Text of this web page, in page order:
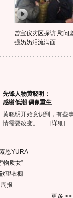
曾宝仪灾区探访 慰问
强奶奶泪流满面
先锋人物黄晓明：
感谢低潮 偶像重生
黄晓明开始意识到，有些
情需要改变。…… [详细]
恩YURA
物质女”
望衣橱
报
更多 >>